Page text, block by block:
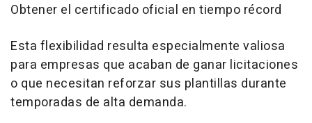
Obtener el certificado oficial en tiempo récord
Esta flexibilidad resulta especialmente valiosa
para empresas que acaban de ganar licitaciones
o que necesitan reforzar sus plantillas durante
temporadas de alta demanda.